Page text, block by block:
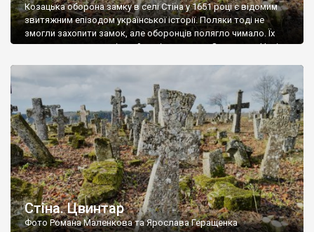
Козацька оборона замку в селі Стіна у 1651 році є відомим
звитяжним епізодом української історії. Поляки тоді не
змогли захопити замок, але оборонців полягло чимало. Їх
поховали на цвинтарі, який тоді називався Замковим. Нині на
ньому чимало хрестів 19 століття, є такі, де епітафії стер […]
Стіна. Цвинтар
Фото Романа Маленкова та Ярослава Геращенка